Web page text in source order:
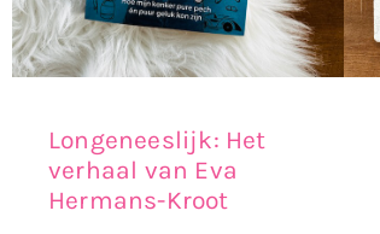
Longeneeslijk: Het
verhaal van Eva
Hermans-Kroot